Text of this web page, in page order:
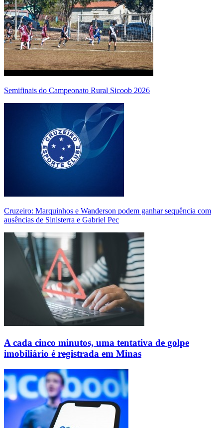
Semifinais do Campeonato Rural Sicoob 2026
Cruzeiro: Marquinhos e Wanderson podem ganhar sequência com
ausências de Sinisterra e Gabriel Pec
A cada cinco minutos, uma tentativa de golpe
imobiliário é registrada em Minas